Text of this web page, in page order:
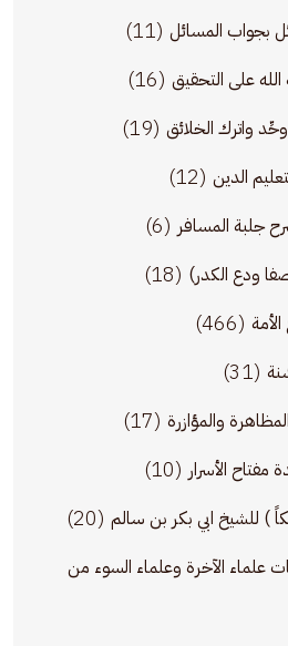
بجواب المسائل (11)
على التحقيق (16)
واترك الخلائق (19)
الدين (12)
جلبة المسافر (6)
ودع الكدر) (18)
(466)
(31)
والمؤازرة (17)
الأسرار (10)
) للشيخ ابي بكر بن سالم (20)
علماء الآخرة وعلماء السوء من